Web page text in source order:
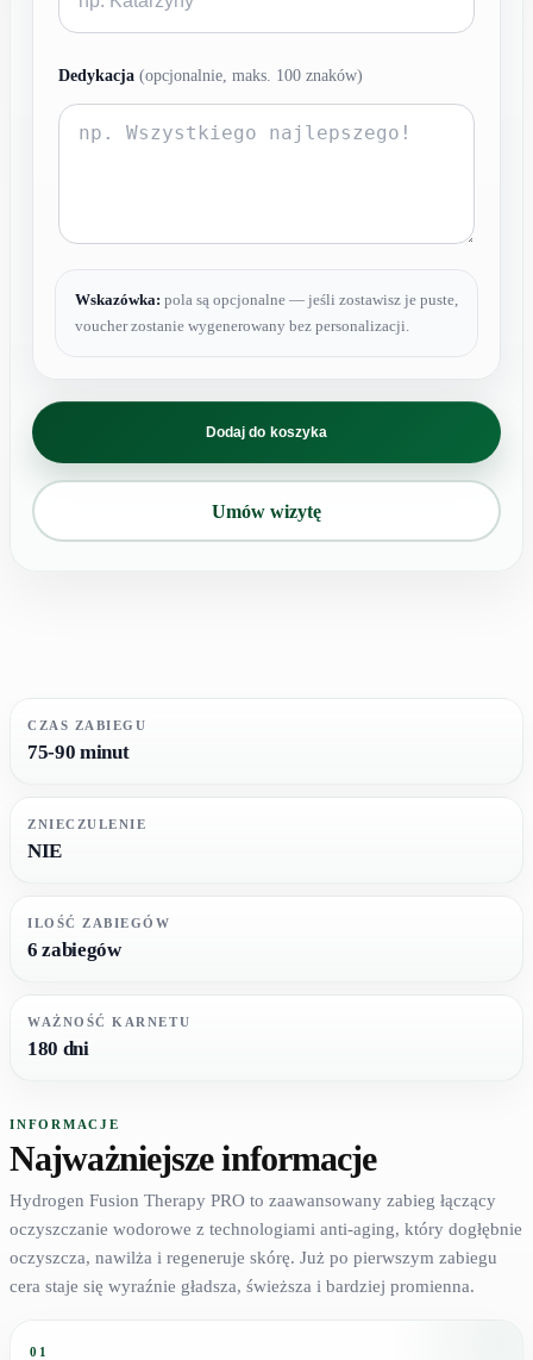
Dedykacja (opcjonalnie, maks. 100 znaków)
Wskazówka: pola są opcjonalne — jeśli zostawisz je puste,
voucher zostanie wygenerowany bez personalizacji.
ilość
Hydrogen
Fusion
PRO
Dodaj do koszyka
Umów wizytę
CZAS ZABIEGU
75-90 minut
ZNIECZULENIE
NIE
ILOŚĆ ZABIEGÓW
6 zabiegów
WAŻNOŚĆ KARNETU
180 dni
INFORMACJE
Najważniejsze informacje
Hydrogen Fusion Therapy PRO to zaawansowany zabieg łączący
oczyszczanie wodorowe z technologiami anti-aging, który dogłębnie
oczyszcza, nawilża i regeneruje skórę. Już po pierwszym zabiegu
cera staje się wyraźnie gładsza, świeższa i bardziej promienna.
01